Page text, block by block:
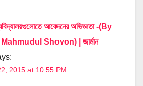
আবেদনের অভিজ্ঞতা -(By
Shovon) | জার্মান
2015 at 10:55 PM